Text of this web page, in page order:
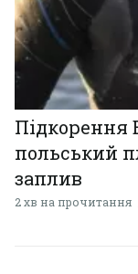
Підкорення
польський
заплив
2 хв на прочитання